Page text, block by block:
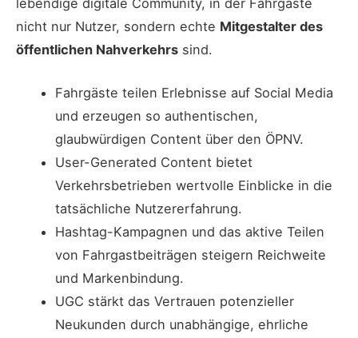
lebendige digitale Community, in der Fahrgäste
nicht nur Nutzer, sondern echte Mitgestalter des
öffentlichen Nahverkehrs sind.
Fahrgäste teilen Erlebnisse auf Social Media
und erzeugen so authentischen,
glaubwürdigen Content über den ÖPNV.
User-Generated Content bietet
Verkehrsbetrieben wertvolle Einblicke in die
tatsächliche Nutzererfahrung.
Hashtag-Kampagnen und das aktive Teilen
von Fahrgastbeiträgen steigern Reichweite
und Markenbindung.
UGC stärkt das Vertrauen potenzieller
Neukunden durch unabhängige, ehrliche